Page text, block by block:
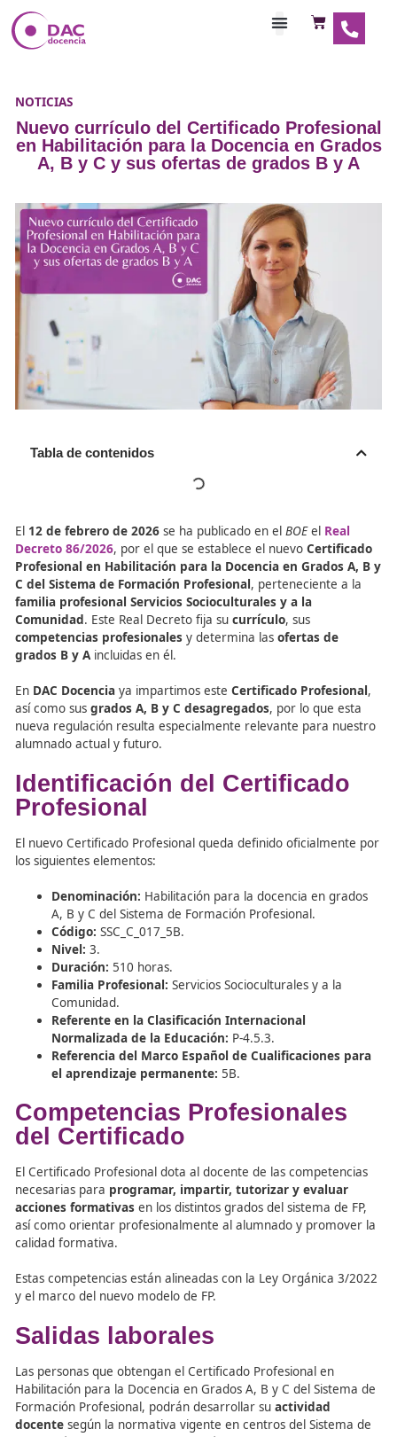
NOTICIAS
Nuevo currículo del Certificado
en Habilitación para la Docencia en
Tabla de contenidos
El12 de febrero de 2026se ha publicado en el
Decreto 86/2026, por el que se establece el nuevo
C del Sistema de Formación Profesional,
familia profesional Servicios Socioculturales y a la
Comunidad. Este Real Decreto fija sucurrículo, sus
competencias profesionales
grados B y A incluidas en él.
En DAC Docenciaya impartimos este
así como susgrados A, B y C desagregados, por lo
nueva regulación resulta especialmente relevante para
Identificación del
Profesional
El nuevo Certificado Profesional queda definido
los siguientes elementos:
Denominación:Habilitación para la docencia en
A, B y C del Sistema de Formación Profesional.
Código:
SSC_C_017_5B.
Nivel:3.
Duración:510 horas.
Familia Profesional:Servicios Socioculturales y a
Comunidad.
Referente en la Clasificación Internacional
Normalizada de la Educación:P-4.5.3.
Referencia del Marco Español de
el aprendizaje permanente:
Competencias
del Certificado
El Certificado Profesional dota al docente de las
necesarias paraprogramar, impartir, tutorizar y
acciones formativasen los distintos grados del sistema